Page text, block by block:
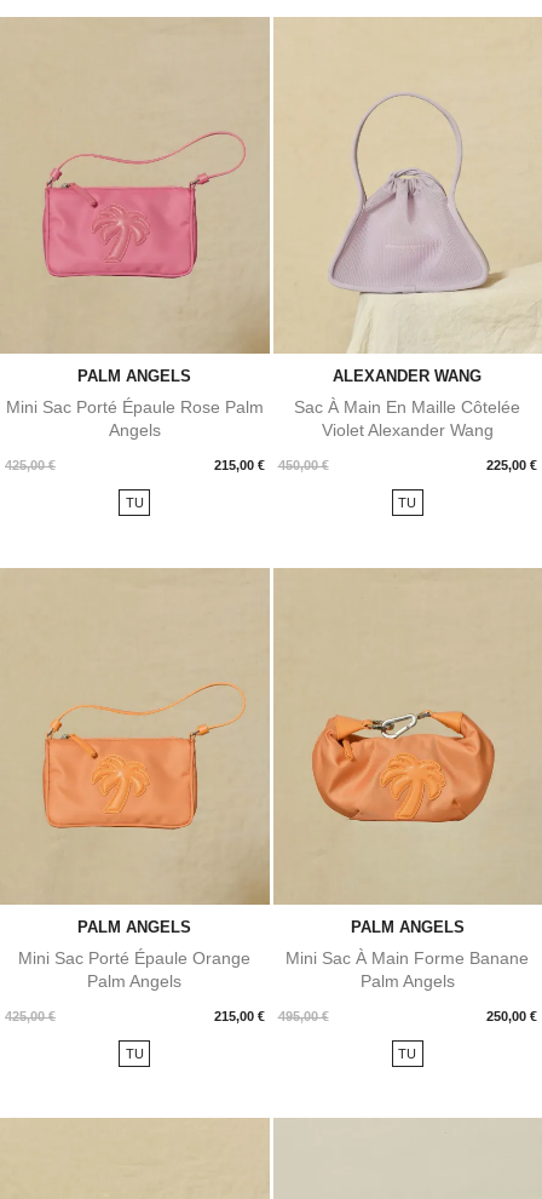
PALM ANGELS
Mini Sac Porté Épaule Rose Palm
Angels
425,00 € 215,00 €
Prix
TU
ALEXANDER WANG
Sac À Main En Maille Côtelée
Violet Alexander Wang
450,00 € 225,00 €
Prix
TU
PALM ANGELS
Mini Sac Porté Épaule Orange
Palm Angels
425,00 € 215,00 €
Prix
TU
PALM ANGELS
Mini Sac À Main Forme Banane
Palm Angels
495,00 € 250,00 €
Prix
TU